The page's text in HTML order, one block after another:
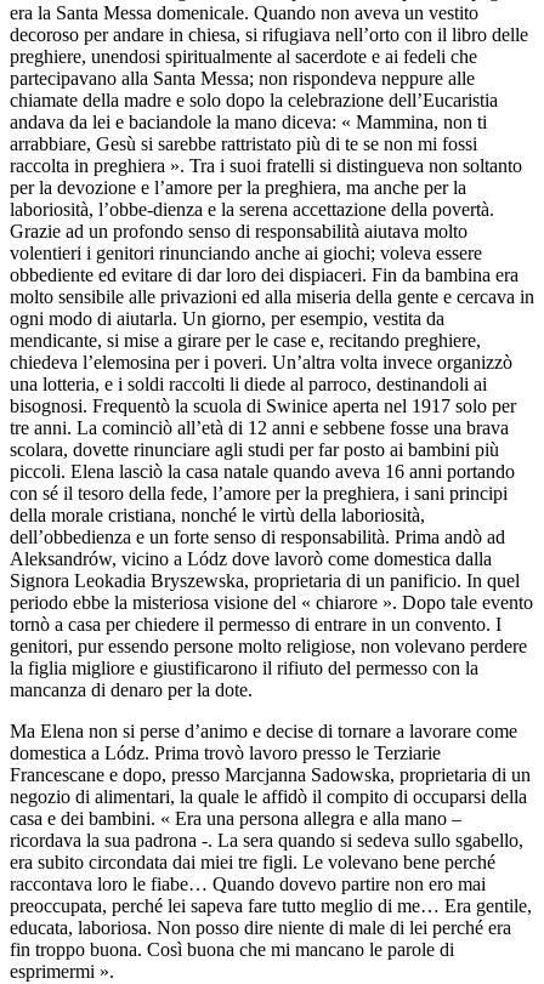
era la Santa Messa domenicale. Quando non aveva un vestito
decoroso per andare in chiesa, si rifugiava nell’orto con il libro delle
preghiere, unendosi spiritualmente al sacerdote e ai fedeli che
partecipavano alla Santa Messa; non rispondeva neppure alle
chiamate della madre e solo dopo la celebrazione dell’Eucaristia
andava da lei e baciandole la mano diceva: « Mammina, non ti
arrabbiare, Gesù si sarebbe rattristato più di te se non mi fossi
raccolta in preghiera ». Tra i suoi fratelli si distingueva non soltanto
per la devozione e l’amore per la preghiera, ma anche per la
laboriosità, l’obbe-dienza e la serena accettazione della povertà.
Grazie ad un profondo senso di responsabilità aiutava molto
volentieri i genitori rinunciando anche ai giochi; voleva essere
obbediente ed evitare di dar loro dei dispiaceri. Fin da bambina era
molto sensibile alle privazioni ed alla miseria della gente e cercava in
ogni modo di aiutarla. Un giorno, per esempio, vestita da
mendicante, si mise a girare per le case e, recitando preghiere,
chiedeva l’elemosina per i poveri. Un’altra volta invece organizzò
una lotteria, e i soldi raccolti li diede al parroco, destinandoli ai
bisognosi. Frequentò la scuola di Swinice aperta nel 1917 solo per
tre anni. La cominciò all’età di 12 anni e sebbene fosse una brava
scolara, dovette rinunciare agli studi per far posto ai bambini più
piccoli. Elena lasciò la casa natale quando aveva 16 anni portando
con sé il tesoro della fede, l’amore per la preghiera, i sani principi
della morale cristiana, nonché le virtù della laboriosità,
dell’obbedienza e un forte senso di responsabilità. Prima andò ad
Aleksandrów, vicino a Lódz dove lavorò come domestica dalla
Signora Leokadia Bryszewska, proprietaria di un panificio. In quel
periodo ebbe la misteriosa visione del « chiarore ». Dopo tale evento
tornò a casa per chiedere il permesso di entrare in un convento. I
genitori, pur essendo persone molto religiose, non volevano perdere
la figlia migliore e giustificarono il rifiuto del permesso con la
mancanza di denaro per la dote.
Ma Elena non si perse d’animo e decise di tornare a lavorare come
domestica a Lódz. Prima trovò lavoro presso le Terziarie
Francescane e dopo, presso Marcjanna Sadowska, proprietaria di un
negozio di alimentari, la quale le affidò il compito di occuparsi della
casa e dei bambini. « Era una persona allegra e alla mano –
ricordava la sua padrona -. La sera quando si sedeva sullo sgabello,
era subito circondata dai miei tre figli. Le volevano bene perché
raccontava loro le fiabe… Quando dovevo partire non ero mai
preoccupata, perché lei sapeva fare tutto meglio di me… Era gentile,
educata, laboriosa. Non posso dire niente di male di lei perché era
fin troppo buona. Così buona che mi mancano le parole di
esprimermi ».